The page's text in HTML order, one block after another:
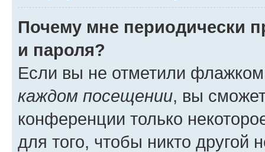
Почему мне периодически
и пароля?
Если вы не отметили
каждом посещении, вы
конференции только
для того, чтобы никто другой